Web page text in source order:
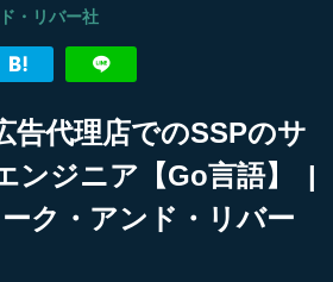
・リバー社
告代理店でのSSPのサ
ンジニア【Go言語】 |
ク・アンド・リバー